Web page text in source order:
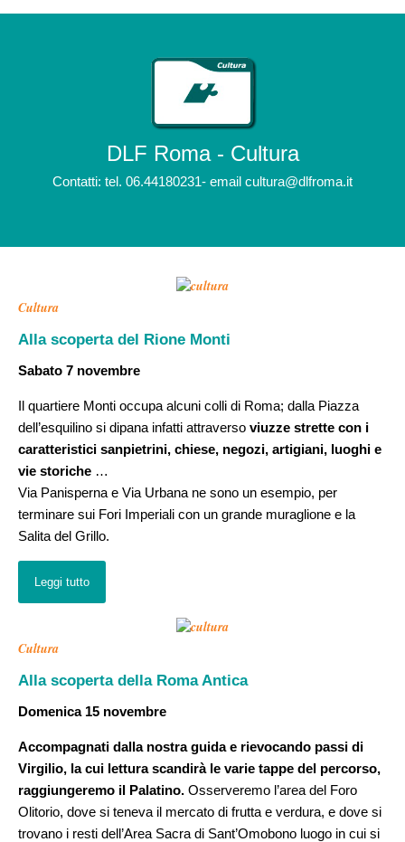
DLF Roma - Cultura
Contatti: tel. 06.44180231- email cultura@dlfroma.it
Cultura
Alla scoperta del Rione Monti
Sabato 7 novembre
Il quartiere Monti occupa alcuni colli di Roma; dalla Piazza
dell’esquilino si dipana infatti attraverso viuzze strette con i
caratteristici sanpietrini, chiese, negozi, artigiani, luoghi e
vie storiche …
Via Panisperna e Via Urbana ne sono un esempio, per
terminare sui Fori Imperiali con un grande muraglione e la
Salita del Grillo.
Leggi tutto
Cultura
Alla scoperta della Roma Antica
Domenica 15 novembre
Accompagnati dalla nostra guida e rievocando passi di
Virgilio, la cui lettura scandirà le varie tappe del percorso,
raggiungeremo il Palatino. Osserveremo l’area del Foro
Olitorio, dove si teneva il mercato di frutta e verdura, e dove si
trovano i resti dell’Area Sacra di Sant’Omobono luogo in cui si